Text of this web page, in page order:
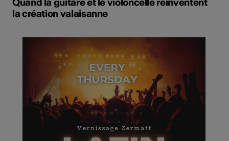
Quand la guitare et le violoncelle réinventent
la création valaisanne